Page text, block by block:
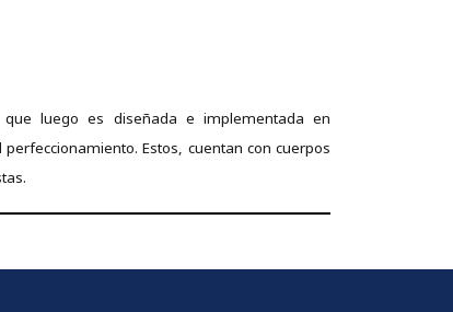
luego es diseñada e implementada en
Estos, cuentan con cuerpos